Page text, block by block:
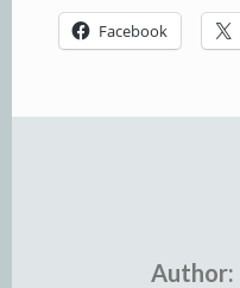
Facebook
Author: